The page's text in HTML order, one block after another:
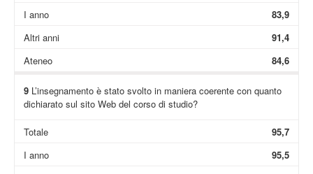
I anno
83,9
Altri anni
91,4
Ateneo
84,6
9L’insegnamento è stato svolto in maniera coerente con quanto
dichiarato sul sito Web del corso di studio?
Totale
95,7
I anno
95,5